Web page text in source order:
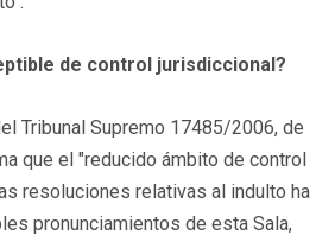
de control jurisdiccional?
Tribunal Supremo 17485/2006, de
que el "reducido ámbito de control
resoluciones relativas al indulto ha
pronunciamientos de esta Sala,